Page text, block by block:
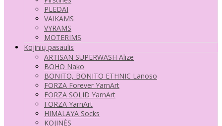
PLEDAI
VAIKAMS
VYRAMS
MOTERIMS
Kojinių pasaulis
ARTISAN SUPERWASH Alize
BOHO Nako
BONITO, BONITO ETHNIC Lanoso
FORZA Forever YarnArt
FORZA SOLID YarnArt
FORZA YarnArt
HIMALAYA Socks
KOJINĖS